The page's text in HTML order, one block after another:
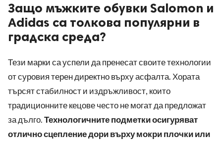
Защо мъжките обувки Salomon и
Adidas са толкова популярни в
градска среда?
Тези марки са успели да пренесат своите технологии
от суровия терен директно върху асфалта. Хората
търсят стабилност и издръжливост, които
традиционните кецове често не могат да предложат
за дълго.Технологичните подметки осигуряват
отлично сцепление дори върху мокри плочки или